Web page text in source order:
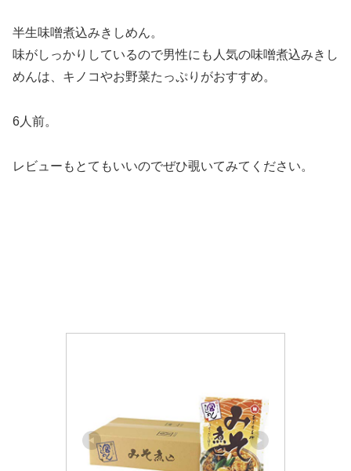
半生味噌煮込みきしめん。
味がしっかりしているので男性にも人気の味噌煮込みきし
めんは、キノコやお野菜たっぷりがおすすめ。
6人前。
レビューもとてもいいのでぜひ覗いてみてください。